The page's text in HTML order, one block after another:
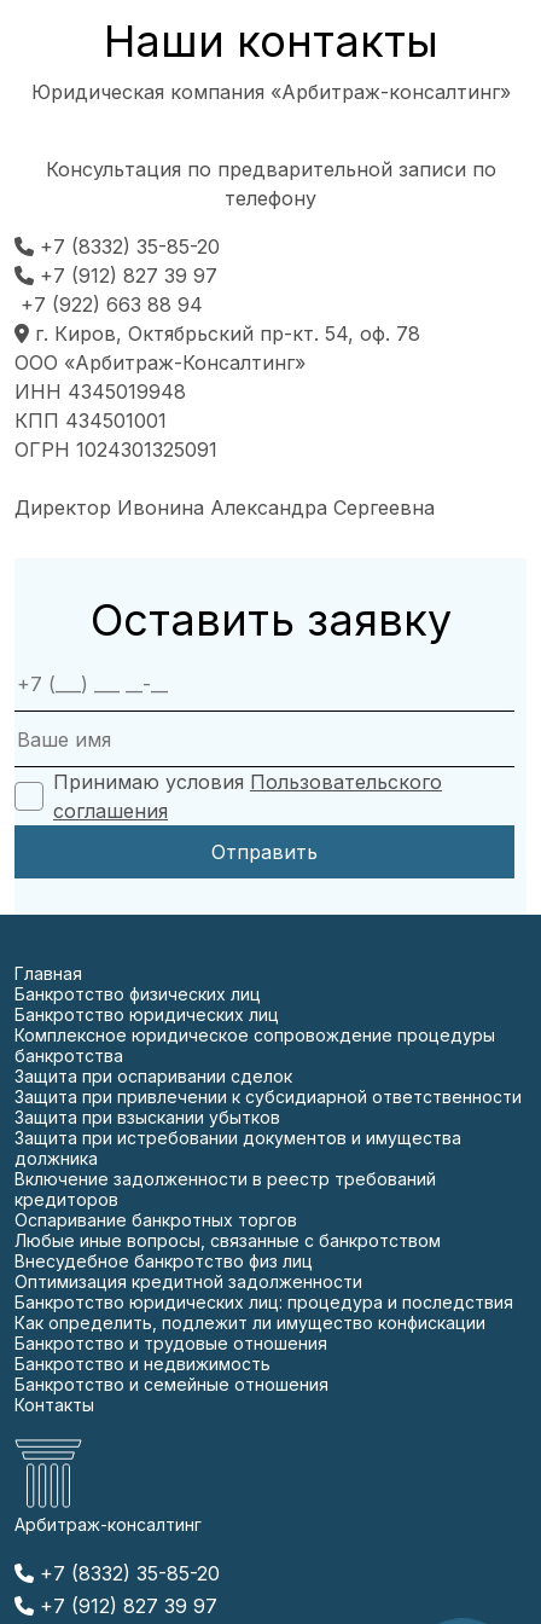
Наши контакты
Юридическая компания «Арбитраж-консалтинг»
Консультация по предварительной записи по
телефону
+7 (8332) 35-85-20
+7 (912) 827 39 97
+7 (922) 663 88 94
г. Киров, Октябрьский пр-кт. 54, оф. 78
ООО «Арбитраж-Консалтинг»
ИНН 4345019948
КПП 434501001
ОГРН 1024301325091
Директор Ивонина Александра Сергеевна
Оставить заявку
Принимаю условия Пользовательского
соглашения
Главная
Банкротство физических лиц
Банкротство юридических лиц
Комплексное юридическое сопровождение процедуры
банкротства
Защита при оспаривании сделок
Защита при привлечении к субсидиарной ответственности
Защита при взыскании убытков
Защита при истребовании документов и имущества
должника
Включение задолженности в реестр требований
кредиторов
Оспаривание банкротных торгов
Любые иные вопросы, связанные с банкротством
Внесудебное банкротство физ лиц
Оптимизация кредитной задолженности
Банкротство юридических лиц: процедура и последствия
Как определить, подлежит ли имущество конфискации
Банкротство и трудовые отношения
Банкротство и недвижимость
Банкротство и семейные отношения
Контакты
Арбитраж-консалтинг
+7 (8332) 35-85-20
+7 (912) 827 39 97